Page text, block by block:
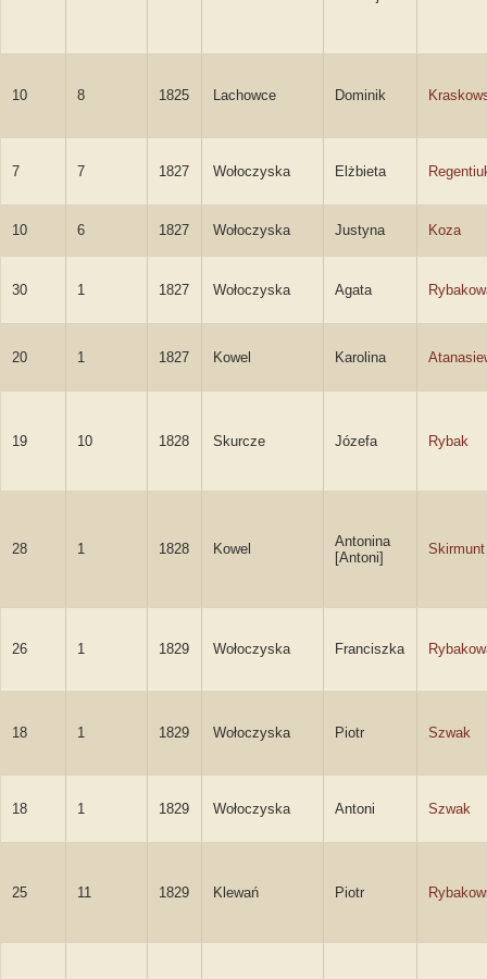
10 8 1825 Lachowce Dominik
7 7 1827 Wołoczyska Elżbieta
10 6 1827 Wołoczyska Justyna Koza
30 1 1827 Wołoczyska Agata
20 1 1827 Kowel Karolina
19 10 1828 Skurcze Józefa Rybak
28 1 1828 Kowel
Antonina
[Antoni]
Skirmunt
26 1 1829 Wołoczyska Franciszka
18 1 1829 Wołoczyska Piotr Szwak
18 1 1829 Wołoczyska Antoni Szwak
25 11 1829 Klewań Piotr